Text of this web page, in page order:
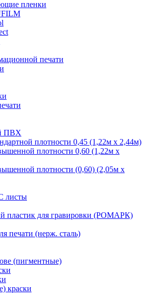
пленки
печати
ПВХ
плотности 0,45 (1,22м х 2,44м)
плотности 0,60 (1,22м х
плотности (0,60) (2,05м х
листы
пластик для гравировки (РОМАРК)
печати (нерж. сталь)
(пигментные)
краски